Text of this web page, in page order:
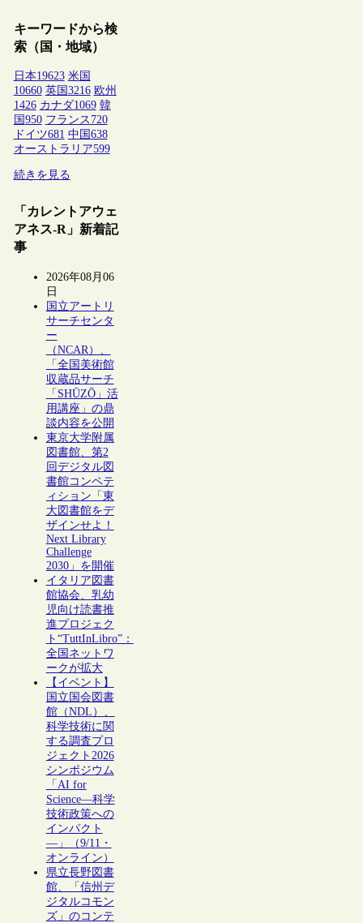
キーワードから検
索（国・地域）
日本19623 米国
10660 英国 3216 欧州
1426 カナダ1069 韓
国 950 フランス 720
ドイツ681 中国 638
オーストラリア599
続きを見る
「カレントアウェ
アネス-R」新着記
事
2026年08月06
日
国立アートリ
サーチセンタ
ー
（NCAR）、
「全国美術館
収蔵品サーチ
「SHŪZŌ」活
用講座」の鼎
談内容を公開
東京大学附属
図書館、第2
回デジタル図
書館コンペテ
ィション「東
大図書館をデ
ザインせよ！
Next Library
Challenge
2030」を開催
イタリア図書
館協会、乳幼
児向け読書推
進プロジェク
ト“TuttInLibro”：
全国ネットワ
ークが拡大
【イベント】
国立国会図書
館（NDL）、
科学技術に関
する調査プロ
ジェクト2026
シンポジウム
「AI for
Science―科学
技術政策への
インパクト
―」（9/11・
オンライン）
県立長野図書
館、「信州デ
ジタルコモン
ズ」のコンテ